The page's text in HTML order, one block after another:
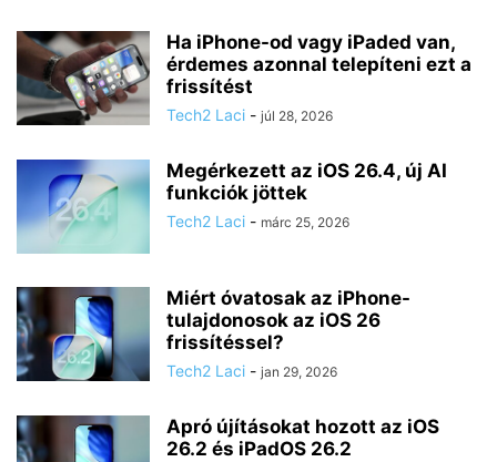
Ha iPhone-od vagy iPaded van,
érdemes azonnal telepíteni ezt a
frissítést
Tech2 Laci - júl 28, 2026
Megérkezett az iOS 26.4, új AI
funkciók jöttek
Tech2 Laci - márc 25, 2026
Miért óvatosak az iPhone-
tulajdonosok az iOS 26
frissítéssel?
Tech2 Laci - jan 29, 2026
Apró újításokat hozott az iOS
26.2 és iPadOS 26.2